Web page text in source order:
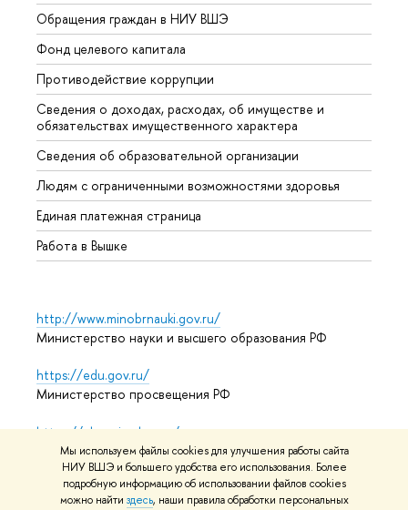
Мы используем файлы cookies для улучшения работы сайта
НИУ ВШЭ и большего удобства его использования. Более
подробную информацию об использовании файлов cookies
можно найти здесь, наши правила обработки персональных
Обращения граждан в НИУ ВШЭ
Фонд целевого капитала
Противодействие коррупции
Сведения о доходах, расходах, об имуществе и
обязательствах имущественного характера
Сведения об образовательной организации
Людям с ограниченными возможностями здоровья
Единая платежная страница
Работа в Вышке
http://www.minobrnauki.gov.ru/
Министерство науки и высшего образования РФ
https://edu.gov.ru/
Министерство просвещения РФ
https://elearning.hse.ru/mooc
Массовые открытые онлайн-курсы